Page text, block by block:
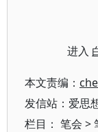
进入
本文责编：
发信站：爱思
栏目： 笔会 >